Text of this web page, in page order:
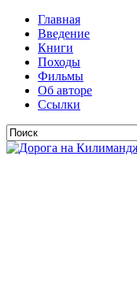
Главная
Введение
Книги
Походы
Фильмы
Об авторе
Ссылки